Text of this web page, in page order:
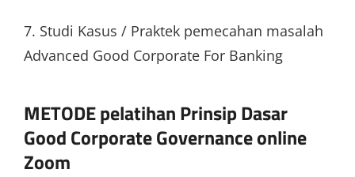
7. Studi Kasus / Praktek pemecahan masalah
Advanced Good Corporate For Banking
METODE pelatihan Prinsip Dasar
Good Corporate Governance online
Zoom